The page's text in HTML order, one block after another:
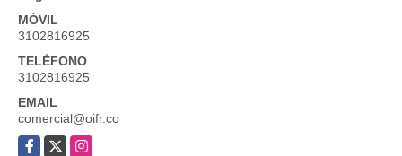
MÓVIL
3102816925
TELÉFONO
3102816925
EMAIL
comercial@oifr.co
Facebook
X Instagram